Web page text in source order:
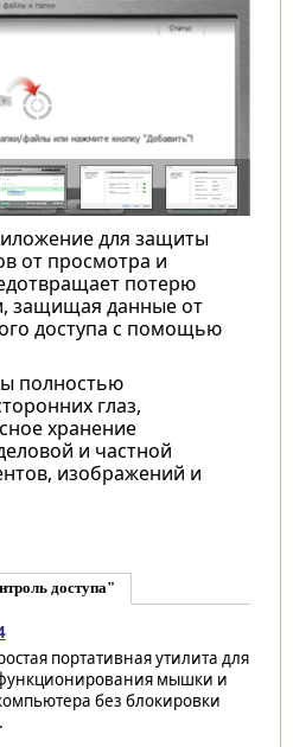
для защиты
от просмотра и
потерю
защищая данные от
доступа с помощью
полностью
глаз,
хранение
и частной
изображений и
доступа"
портативная утилита для
мышки и
без блокировки